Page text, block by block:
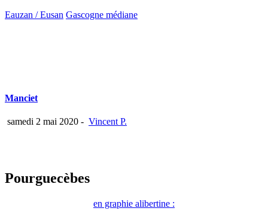
Eauzan / Eusan Gascogne médiane
Manciet
samedi 2 mai 2020 - Vincent P.
Pourguecèbes
en graphie alibertine :